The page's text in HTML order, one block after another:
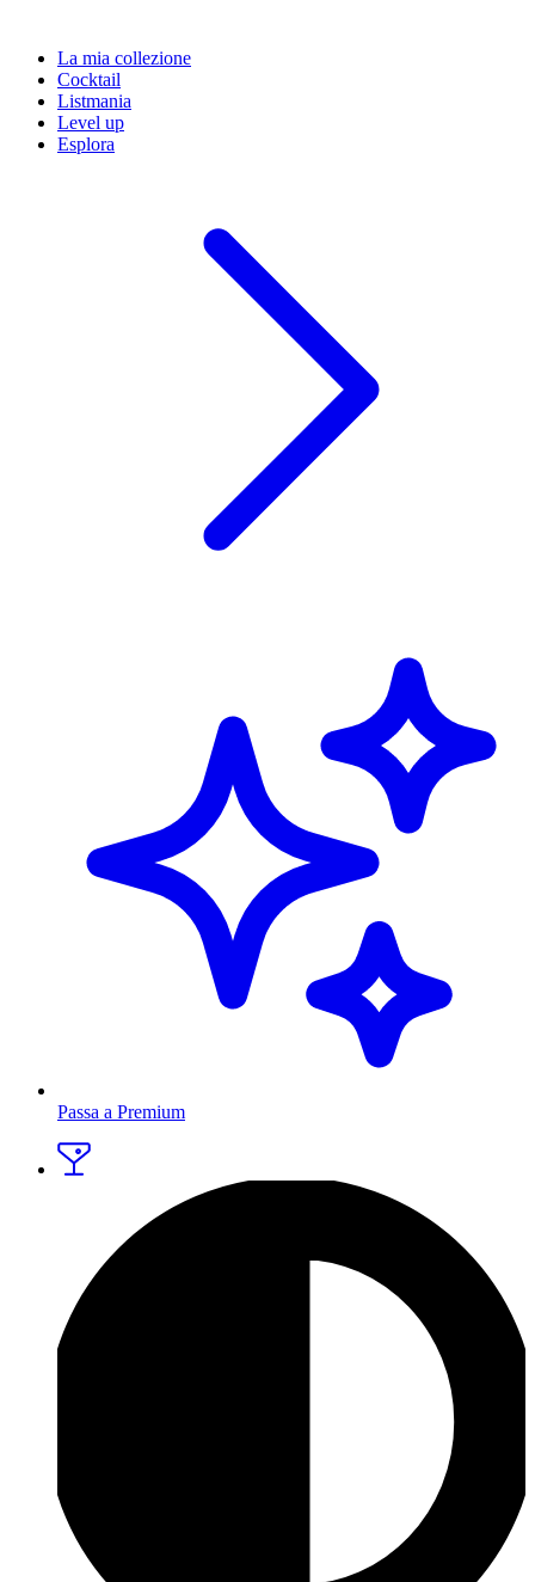
La mia collezione
Cocktail
Listmania
Level up
Esplora
Passa a Premium